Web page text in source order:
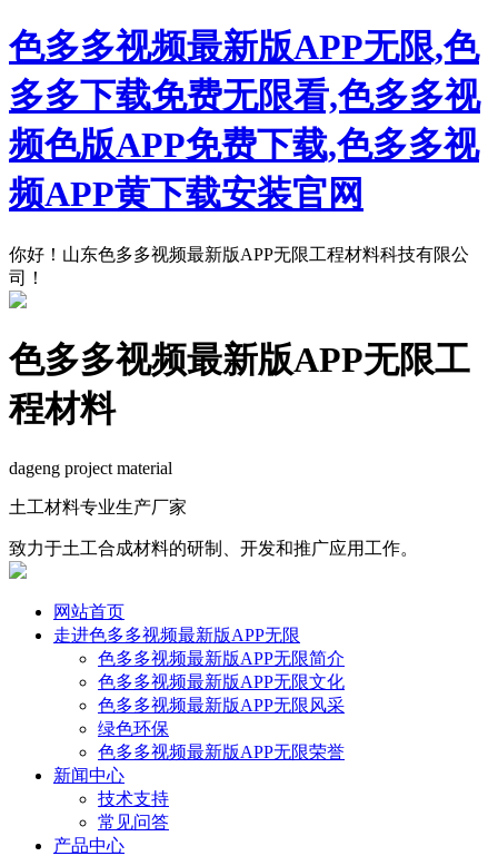
色多多视频最新版APP无限,色
多多下载免费无限看,色多多视
频色版APP免费下载,色多多视
频APP黄下载安装官网
你好！山东色多多视频最新版APP无限工程材料科技有限公
司！
色多多视频最新版APP无限工
程材料
dageng project material
土工材料专业生产厂家
致力于土工合成材料的研制、开发和推广应用工作。
网站首页
走进色多多视频最新版APP无限
色多多视频最新版APP无限简介
色多多视频最新版APP无限文化
色多多视频最新版APP无限风采
绿色环保
色多多视频最新版APP无限荣誉
新闻中心
技术支持
常见问答
产品中心